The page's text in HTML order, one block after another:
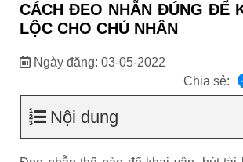
CÁCH ĐEO NHẪN ĐÚNG ĐỂ
LỘC CHO CHỦ NHÂN
Ngày đăng: 03-05-2022
Chia sẻ:
Nội dung